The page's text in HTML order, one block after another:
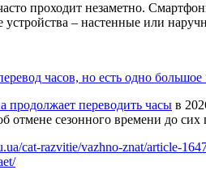
проходит незаметно.
– настенные или
часов, но есть одно большое
продолжает переводить часы в
отмене сезонного времени до
cat-razvitie/vazhno-znat/article-